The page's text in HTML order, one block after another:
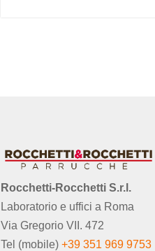
Rocchetti-Rocchetti S.r.l.
Laboratorio e uffici a Roma
Via Gregorio VII. 472
Tel (mobile)+39 351 969 9753